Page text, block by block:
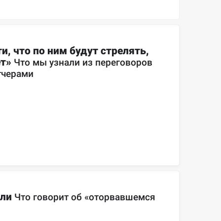
что по ним будут стрелять,
Что мы узнали из переговоров
Что говорит об «оторвавшемся